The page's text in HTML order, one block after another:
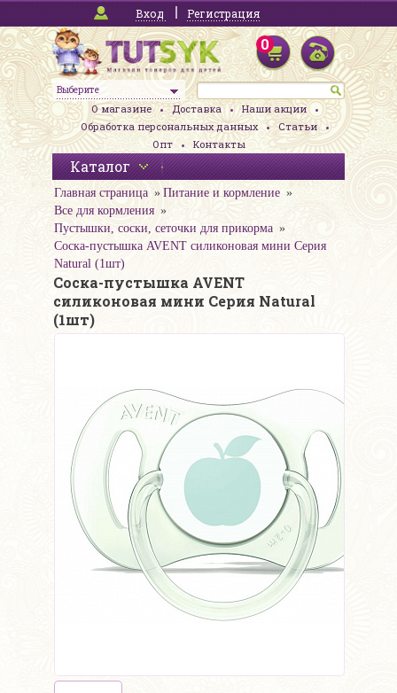
Вход Регистрация
Выберите
0
О магазине Доставка
Наши акции
Обработка персональных данных
Статьи
Опт
Контакты
Каталог
Главная страница
Питание и кормление
Все для кормления
Пустышки, соски, сеточки для прикорма
Соска-пустышка AVENT силиконовая мини Серия
Natural (1шт)
Соска-пустышка AVENT
силиконовая мини Серия Natural
(1шт)